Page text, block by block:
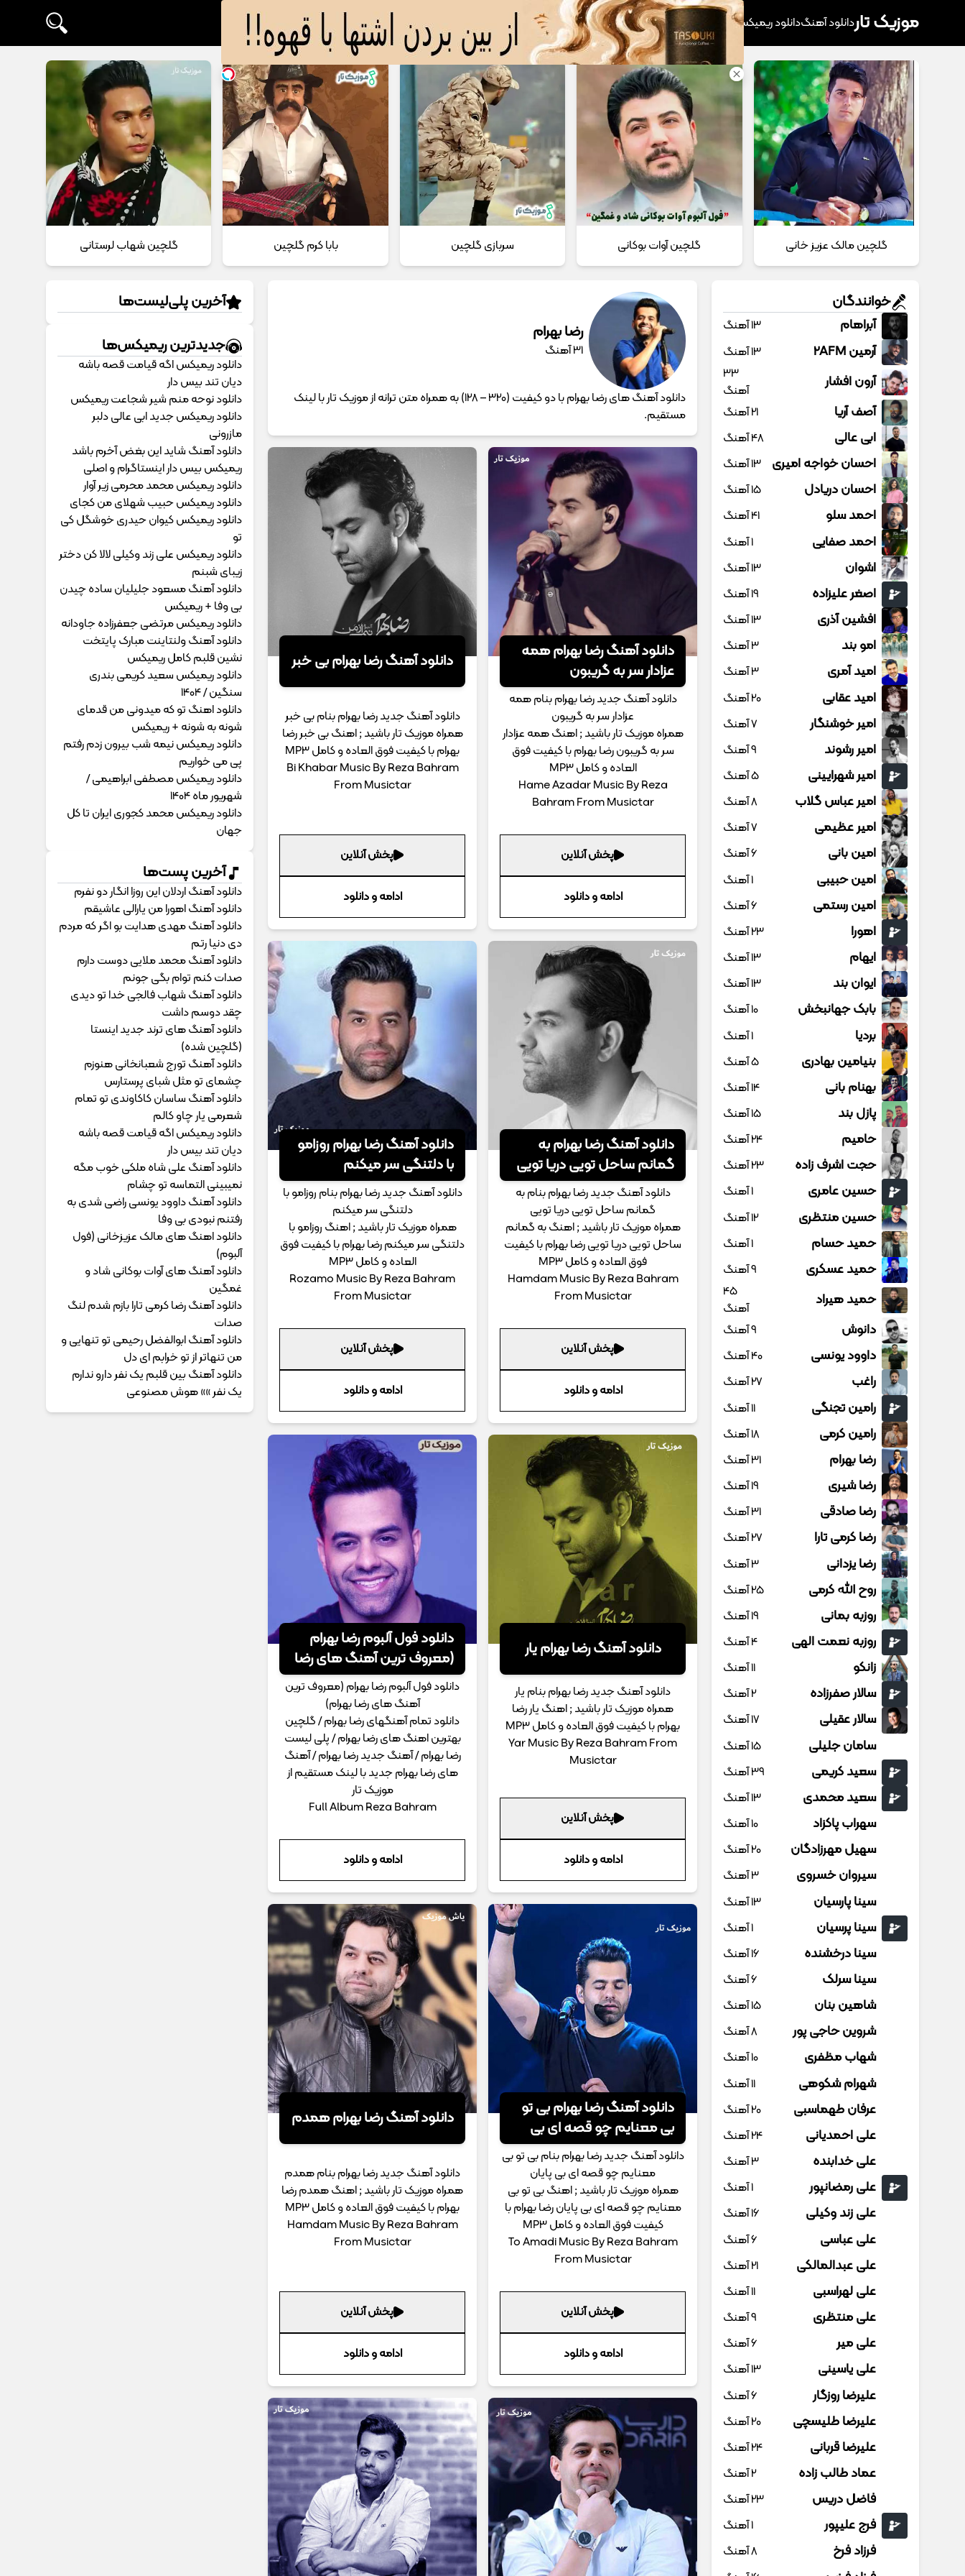
موزیک تاردانلود آهنگدانلود ریمیکسآهنگ پرطرفدار دانلود مداحیتماس با ما
گلچین مالک عزیز خانی گلچین آوات بوکانی سربازی گلچین بابا کرم گلچین گلچین شهاب لرستانی
رضا بهرام
31 آهنگ
دانلود آهنگ های رضا بهرام با دو کیفیت (320 – 128) به همراه متن ترانه از موزیک تار با لینک
مستقیم.
دانلود آهنگ رضا بهرام همه
عزادار سر به گریبون
دانلود آهنگ جدید رضا بهرام بنام همه
عزادار سر به گریبون
همراه موزیک تار باشید ; اهنگ همه عزادار
سر به گریبون رضا بهرام با کیفیت فوق
العاده و کامل MP3
Hame Azadar Music By Reza
Bahram From Musictar
پخش آنلاین
ادامه و دانلود
دانلود آهنگ رضا بهرام بی خبر
دانلود آهنگ جدید رضا بهرام بنام بی خبر
همراه موزیک تار باشید ; اهنگ بی خبر رضا
بهرام با کیفیت فوق العاده و کامل MP3
Bi Khabar Music By Reza Bahram
From Musictar
پخش آنلاین
ادامه و دانلود
دانلود آهنگ رضا بهرام ﺑﻪ
ﮔﻤﺎﻧﻢ ﺳﺎﺣﻞ ﺗﻮﻳﻰ درﻳﺎ ﺗﻮﻳﻰ
دانلود آهنگ جدید رضا بهرام بنام ﺑﻪ
ﮔﻤﺎﻧﻢ ﺳﺎﺣﻞ ﺗﻮﻳﻰ درﻳﺎ ﺗﻮﻳﻰ
همراه موزیک تار باشید ; اهنگ ﺑﻪ ﮔﻤﺎﻧﻢ
ﺳﺎﺣﻞ ﺗﻮﻳﻰ درﻳﺎ ﺗﻮﻳﻰ رضا بهرام با کیفیت
فوق العاده و کامل MP3
Hamdam Music By Reza Bahram
From Musictar
پخش آنلاین
ادامه و دانلود
دانلود آهنگ رضا بهرام روزامو
با دلتنگی سر میکنم
دانلود آهنگ جدید رضا بهرام بنام روزامو با
دلتنگی سر میکنم
همراه موزیک تار باشید ; اهنگ روزامو با
دلتنگی سر میکنم رضا بهرام با کیفیت فوق
العاده و کامل MP3
Rozamo Music By Reza Bahram
From Musictar
پخش آنلاین
ادامه و دانلود
دانلود آهنگ رضا بهرام یار
دانلود آهنگ جدید رضا بهرام بنام یار
همراه موزیک تار باشید ; اهنگ یار رضا
بهرام با کیفیت فوق العاده و کامل MP3
Yar Music By Reza Bahram From
Musictar
پخش آنلاین
ادامه و دانلود
دانلود فول آلبوم رضا بهرام
(معروف ترین آهنگ های رضا
بهرام)
دانلود فول آلبوم رضا بهرام (معروف ترین
آهنگ های رضا بهرام)
دانلود تمام آهنگهای رضا بهرام / گلچین
بهترین اهنگ های رضا بهرام / پلی لیست
رضا بهرام / آهنگ جدید رضا بهرام / آهنگ
های رضا بهرام جدید با لینک مستقیم از
موزیک تار
Full Album Reza Bahram
ادامه و دانلود
دانلود آهنگ رضا بهرام بی تو
بی معنایم چو قصه ای بی
پایان
دانلود آهنگ جدید رضا بهرام بنام بی تو بی
معنایم چو قصه ای بی پایان
همراه موزیک تار باشید ; اهنگ بی تو بی
معنایم چو قصه ای بی پایان رضا بهرام با
کیفیت فوق العاده و کامل MP3
To Amadi Music By Reza Bahram
From Musictar
پخش آنلاین
ادامه و دانلود
دانلود آهنگ رضا بهرام همدم
دانلود آهنگ جدید رضا بهرام بنام همدم
همراه موزیک تار باشید ; اهنگ همدم رضا
بهرام با کیفیت فوق العاده و کامل MP3
Hamdam Music By Reza Bahram
From Musictar
پخش آنلاین
ادامه و دانلود
خوانندگان
آبراهام 13 آهنگ
آرمین 2AFM 13 آهنگ
آرون افشار
33
آهنگ
آصف آریا 21 آهنگ
ابی عالی 48 آهنگ
احسان خواجه امیری 13 آهنگ
احسان دریادل 15 آهنگ
احمد سلو 41 آهنگ
احمد صفایی 1 آهنگ
اشوان 13 آهنگ
اصغر علیزاده 19 آهنگ
افشین آذری 13 آهنگ
امو بند 3 آهنگ
امید آمری 3 آهنگ
امید عقابی 20 آهنگ
امیر خوشنگار 7 آهنگ
امیر رشوند 9 آهنگ
امیر شهرایینی 5 آهنگ
امیر عباس گلاب 8 آهنگ
امیر عظیمی 7 آهنگ
امین بانی 6 آهنگ
امین حبیبی 1 آهنگ
امین رستمی 6 آهنگ
اهورا 23 آهنگ
ایهام 13 آهنگ
ایوان بند 13 آهنگ
بابک جهانبخش 10 آهنگ
بردیا 1 آهنگ
بنیامین بهادری 5 آهنگ
بهنام بانی 14 آهنگ
پازل بند 15 آهنگ
حامیم 24 آهنگ
حجت اشرف زاده 23 آهنگ
حسین عامری 1 آهنگ
حسین منتظری 12 آهنگ
حمید حسام 1 آهنگ
حمید عسکری 9 آهنگ
حمید هیراد
45
آهنگ
دانوش 9 آهنگ
داوود یونسی 40 آهنگ
راغب 27 آهنگ
رامین تجنگی 11 آهنگ
رامین کرمی 18 آهنگ
رضا بهرام 31 آهنگ
رضا شیری 19 آهنگ
رضا صادقی 31 آهنگ
رضا کرمی تارا 27 آهنگ
رضا یزدانی 3 آهنگ
روح الله کرمی 25 آهنگ
روزبه بمانی 19 آهنگ
روزبه نعمت الهی 4 آهنگ
زانکو 11 آهنگ
سالار صفرزاده 2 آهنگ
سالار عقیلی 17 آهنگ
سامان جلیلی 15 آهنگ
سعید کریمی 39 آهنگ
سعید محمدی 13 آهنگ
سهراب پاکزاد 10 آهنگ
سهیل مهرزادگان 20 آهنگ
سیروان خسروی 3 آهنگ
سینا پارسیان 13 آهنگ
سینا پرسیان 1 آهنگ
سینا درخشنده 16 آهنگ
سینا سرلک 6 آهنگ
شاهین بنان 15 آهنگ
شروین حاجی پور 8 آهنگ
شهاب مظفری 10 آهنگ
شهرام شکوهی 11 آهنگ
عرفان طهماسبی 20 آهنگ
علی احمدیانی 24 آهنگ
علی خدابنده 3 آهنگ
علی رمضانپور 1 آهنگ
علی زند وکیلی 16 آهنگ
علی عباسی 6 آهنگ
علی عبدالمالکی 21 آهنگ
علی لهراسبی 11 آهنگ
علی منتظری 9 آهنگ
علی میر 6 آهنگ
علی یاسینی 13 آهنگ
علیرضا روزگار 6 آهنگ
علیرضا طلیسچی 20 آهنگ
علیرضا قربانی 24 آهنگ
عماد طالب زاده 2 آهنگ
فاضل دریس 23 آهنگ
فرج علیپور 1 آهنگ
فرزاد فرخ 8 آهنگ
آخرین پلی‌لیست‌ها
جدیدترین ریمیکس‌ها
دانلود ریمیکس اگه قیامت قصه باشه
دیان تند بیس دار
دانلود نوحه منم شیر شجاعت ریمیکس
دانلود ریمیکس جدید ابی عالی دلبر
مازرونی
دانلود آهنگ شاید این بغض آخرم باشد
ریمیکس بیس دار اینستاگرام و اصلی
دانلود ریمیکس محمد محرمی زیر آوار
دانلود ریمیکس حبیب شهلای من کجای
دانلود ریمیکس کیوان حیدری خوشگل کی
تو
دانلود ریمیکس علی زند وکیلی لالا کن دختر
زیبای شبنم
دانلود آهنگ مسعود جلیلیان ساده چیدن
بی وفا + ریمیکس
دانلود ریمیکس مرتضی جعفرزاده جاودانه
دانلود آهنگ ولنتاینت مبارک پایتخت
نشین قلبم کامل ریمیکس
دانلود ریمیکس سعید کریمی بندری
سنگین / 1404
دانلود اهنگ تو که میدونی من قدمای
شونه به شونه + ریمیکس
دانلود ریمیکس نیمه شب بیرون زدم رفتم
پی می خواریم
دانلود ریمیکس مصطفی ابراهیمی /
شهریور ماه 1404
دانلود ریمیکس محمد کجوری ایران تا کل
جهان
آخرین پست‌ها
دانلود آهنگ اردلان این روزا انگار دو نفرم
دانلود آهنگ اهورا من یارالی عاشیقم
دانلود آهنگ مهدی هدایت بو اگر که مردم
دی دنیا رتم
دانلود آهنگ محمد ملایی دوﺳﺖ دارم
ﺻﺪات ﻛﻨﻢ ﺗﻮام ﺑﮕﻰ ﺟﻮﻧﻢ
دانلود آهنگ شهاب فالجی خدا تو دیدی
چقد دوسم داشت
دانلود آهنگ های ترند جدید اینستا
(گلچین شده)
دانلود آهنگ تورج شعبانخانی هنوزم
چشمای تو مثل شبای پرستارس
دانلود آهنگ ساسان کاکاوندی تو تمام
شعرمی یار چاو کالم
دانلود ریمیکس اگه قیامت قصه باشه
دیان تند بیس دار
دانلود آهنگ علی شاه ملکی خوب مگه
نمیبینی التماسه تو چشام
دانلود آهنگ داوود یونسی راﺿﻰ ﺷﺪی ﺑﻪ
رﻓﺘﻨﻢ ﻧﺒﻮدی ﺑﻰ وﻓﺎ
دانلود اهنگ های مالک عزیزخانی (فول
آلبوم)
دانلود آهنگ های آوات بوکانی شاد و
غمگین
دانلود آهنگ رضا کرمی تارا بازم شدم لنگ
صدات
دانلود آهنگ ابوالفضل رحیمی ﺗﻮ ﺗﻨﻬﺎﻳﻰ و
ﻣﻦ ﺗﻨﻬﺎﺗﺮ از ﺗﻮ ﺧﺮاﺑﻢ ای دل
دانلود آهنگ بین قلبم یک نفر دارو ندارم
یک نفر »» هوش مصنوعی